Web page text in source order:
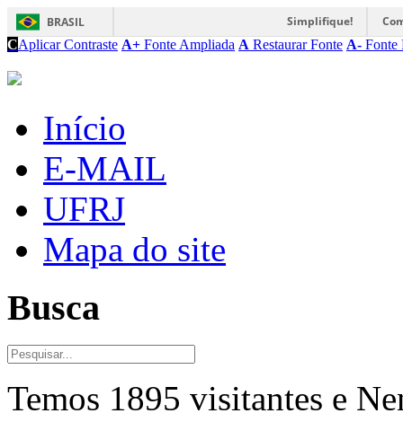
BRASIL Simplifique!
CAplicar Contraste A+ Fonte Ampliada A Restaurar Fonte A- Fonte
Início
E-MAIL
UFRJ
Mapa do site
Busca
Temos 1895 visitantes e